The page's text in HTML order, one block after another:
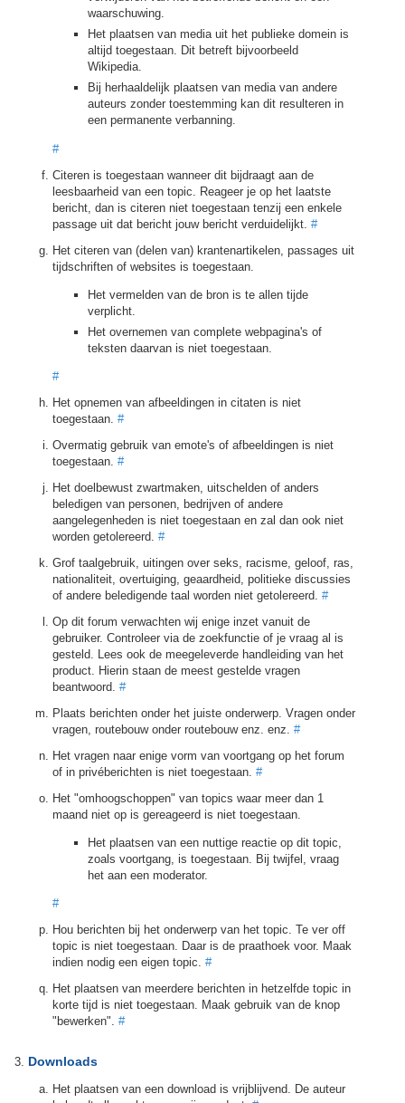
waarschuwing.
Het plaatsen van media uit het publieke domein is
altijd toegestaan. Dit betreft bijvoorbeeld
Wikipedia.
Bij herhaaldelijk plaatsen van media van andere
auteurs zonder toestemming kan dit resulteren in
een permanente verbanning.
#
Citeren is toegestaan wanneer dit bijdraagt aan de
leesbaarheid van een topic. Reageer je op het laatste
bericht, dan is citeren niet toegestaan tenzij een enkele
passage uit dat bericht jouw bericht verduidelijkt. #
Het citeren van (delen van) krantenartikelen, passages uit
tijdschriften of websites is toegestaan.
Het vermelden van de bron is te allen tijde
verplicht.
Het overnemen van complete webpagina's of
teksten daarvan is niet toegestaan.
#
Het opnemen van afbeeldingen in citaten is niet
toegestaan. #
Overmatig gebruik van emote's of afbeeldingen is niet
toegestaan. #
Het doelbewust zwartmaken, uitschelden of anders
beledigen van personen, bedrijven of andere
aangelegenheden is niet toegestaan en zal dan ook niet
worden getolereerd. #
Grof taalgebruik, uitingen over seks, racisme, geloof, ras,
nationaliteit, overtuiging, geaardheid, politieke discussies
of andere beledigende taal worden niet getolereerd. #
Op dit forum verwachten wij enige inzet vanuit de
gebruiker. Controleer via de zoekfunctie of je vraag al is
gesteld. Lees ook de meegeleverde handleiding van het
product. Hierin staan de meest gestelde vragen
beantwoord. #
Plaats berichten onder het juiste onderwerp. Vragen onder
vragen, routebouw onder routebouw enz. enz. #
Het vragen naar enige vorm van voortgang op het forum
of in privéberichten is niet toegestaan. #
Het "omhoogschoppen" van topics waar meer dan 1
maand niet op is gereageerd is niet toegestaan.
Het plaatsen van een nuttige reactie op dit topic,
zoals voortgang, is toegestaan. Bij twijfel, vraag
het aan een moderator.
#
Hou berichten bij het onderwerp van het topic. Te ver off
topic is niet toegestaan. Daar is de praathoek voor. Maak
indien nodig een eigen topic. #
Het plaatsen van meerdere berichten in hetzelfde topic in
korte tijd is niet toegestaan. Maak gebruik van de knop
"bewerken". #
Downloads
Het plaatsen van een download is vrijblijvend. De auteur